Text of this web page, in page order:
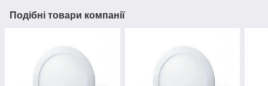
Подібні товари компанії